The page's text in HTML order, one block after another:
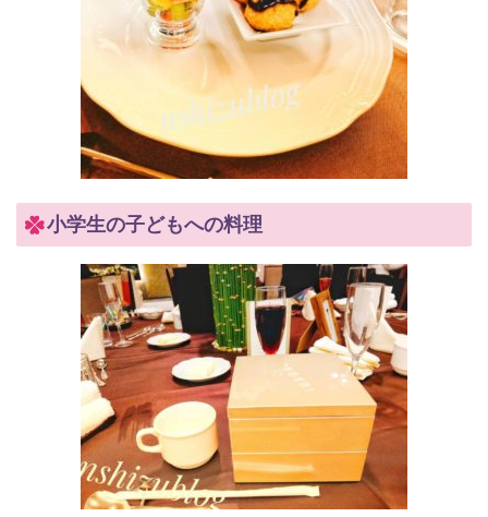
小学生の子どもへの料理